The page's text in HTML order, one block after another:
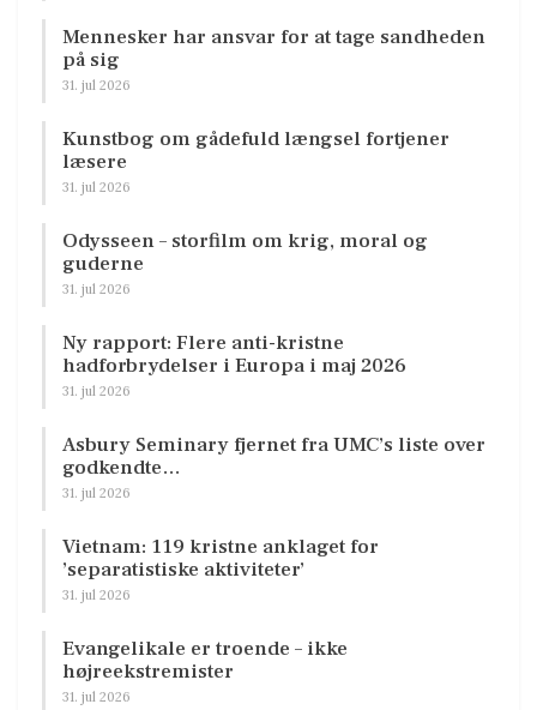
Mennesker har ansvar for at tage sandheden
på sig
31. jul 2026
Kunstbog om gådefuld længsel fortjener
læsere
31. jul 2026
Odysseen – storfilm om krig, moral og
guderne
31. jul 2026
Ny rapport: Flere anti-kristne
hadforbrydelser i Europa i maj 2026
31. jul 2026
Asbury Seminary fjernet fra UMC’s liste over
godkendte…
31. jul 2026
Vietnam: 119 kristne anklaget for
’separatistiske aktiviteter’
31. jul 2026
Evangelikale er troende – ikke
højreekstremister
31. jul 2026